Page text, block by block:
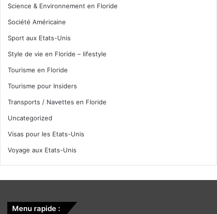
Science & Environnement en Floride
Société Américaine
Sport aux Etats-Unis
Style de vie en Floride – lifestyle
Tourisme en Floride
Tourisme pour Insiders
Transports / Navettes en Floride
Uncategorized
Visas pour les Etats-Unis
Voyage aux Etats-Unis
Menu rapide :